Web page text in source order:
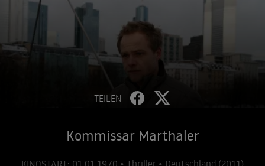
TEILEN
Kommissar Marthaler
KINOSTART: 01.01.1970 • Thriller • Deutschland (2011)